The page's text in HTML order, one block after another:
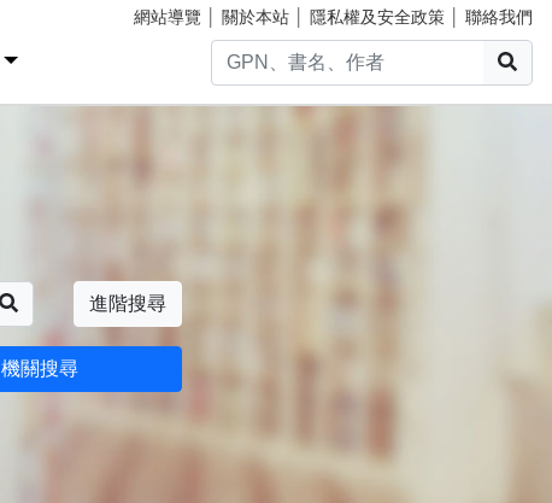
網站導覽 關於本站 隱私權及安全政策 聯絡我們
進階搜尋
機關搜尋